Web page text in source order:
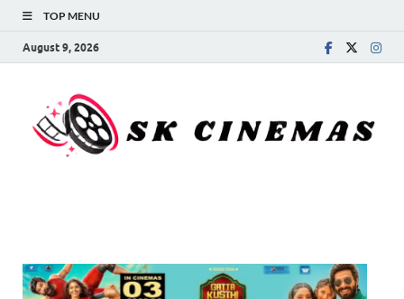
TOP MENU
August 9, 2026